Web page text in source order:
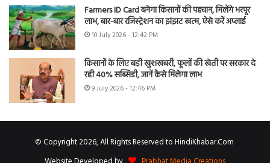
Farmers ID Card बनेगा किसानों की पहचान, मिलेंगे भरपूर
लाभ, बार-बार रजिस्ट्रेशन का झंझट खत्म, ऐसे करें अप्लाई
10 July 2026 - 12:42 PM
किसानों के लिए बड़ी खुशखबरी, फूलों की खेती पर सरकार दे
रही 40% सब्सिडी, जानें कैसे मिलेगा लाभ
9 July 2026 - 12:46 PM
© Copyright 2026, All Rights Reserved to HindiKhabar.Com